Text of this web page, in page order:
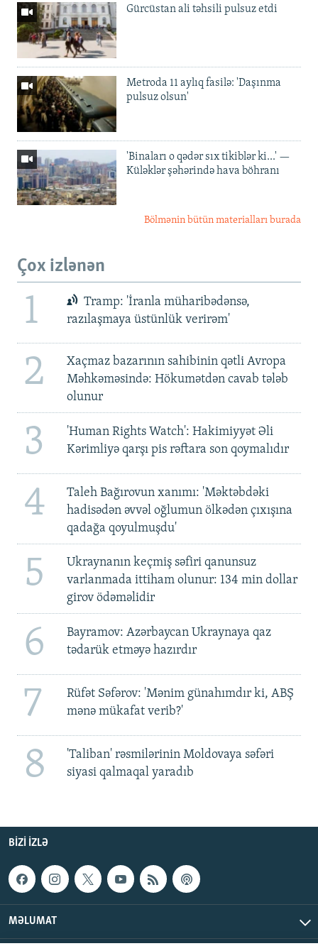
Gürcüstan ali təhsili pulsuz etdi
Metroda 11 aylıq fasilə: 'Daşınma
pulsuz olsun'
'Binaları o qədər sıx tikiblər ki...' —
Küləklər şəhərində hava böhranı
Bölmənin bütün materialları burada
Çox izlənən
1
Tramp: 'İranla müharibədənsə,
razılaşmaya üstünlük verirəm'
2
Xaçmaz bazarının sahibinin qətli Avropa
Məhkəməsində: Hökumətdən cavab tələb
olunur
3
'Human Rights Watch': Hakimiyyət Əli
Kərimliyə qarşı pis rəftara son qoymalıdır
4
Taleh Bağırovun xanımı: 'Məktəbdəki
hadisədən əvvəl oğlumun ölkədən çıxışına
qadağa qoyulmuşdu'
5
Ukraynanın keçmiş səfiri qanunsuz
varlanmada ittiham olunur: 134 min dollar
girov ödəməlidir
6
Bayramov: Azərbaycan Ukraynaya qaz
tədarük etməyə hazırdır
7
Rüfət Səfərov: 'Mənim günahımdır ki, ABŞ
mənə mükafat verib?'
8
'Taliban' rəsmilərinin Moldovaya səfəri
siyasi qalmaqal yaradıb
BIZI IZLƏ
MƏLUMAT